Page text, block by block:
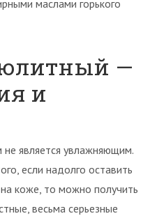
маслами горького
—
и
не является увлажняющим.
если надолго оставить
коже, то можно получить
весьма серьезные